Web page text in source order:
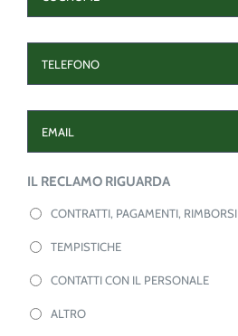
TELEFONO
CONTATTO
EMAIL
CONTATTO
Reclamo
IL RECLAMO RIGUARDA
CONTRATTI, PAGAMENTI, RIMBORSI
TEMPISTICHE
CONTATTI CON IL PERSONALE
ALTRO